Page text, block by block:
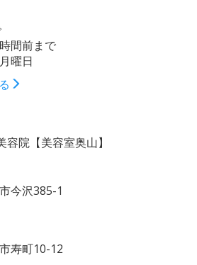
間前まで
曜日
容院【美容室奥山】
今沢385-1
寿町10-12